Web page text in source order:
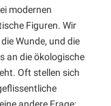
modernen
Figuren. Wir
Wunde, und die
an die ökologische
Oft stellen sich
andere Frage: